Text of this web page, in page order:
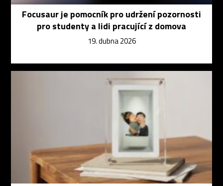
Focusaur je pomocník pro udržení pozornosti
pro studenty a lidi pracující z domova
19. dubna 2026